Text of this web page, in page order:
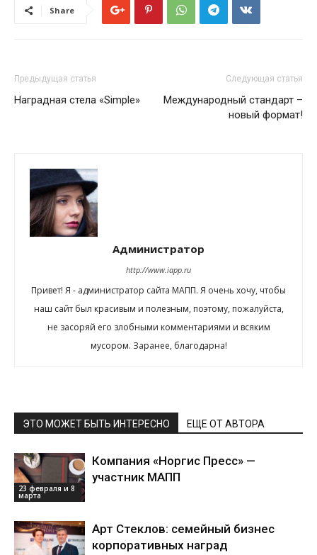
Share
Предыдущая статья
Наградная стела «Simple»
Следующая статья
Международный стандарт –
новый формат!
Администратор
http://www.iapp.ru
Привет! Я - администратор сайта МАПП. Я очень хочу, чтобы
наш сайт был красивым и полезным, поэтому, пожалуйста,
не засоряй его злобными комментариями и всяким
мусором. Заранее, благодарна!
ЭТО МОЖЕТ БЫТЬ ИНТЕРЕСНО ЕЩЕ ОТ АВТОРА
23 февраля и 8
марта
Компания «Норгис Пресс» —
участник МАПП
Арт Стеклов: семейный бизнес
корпоративных наград